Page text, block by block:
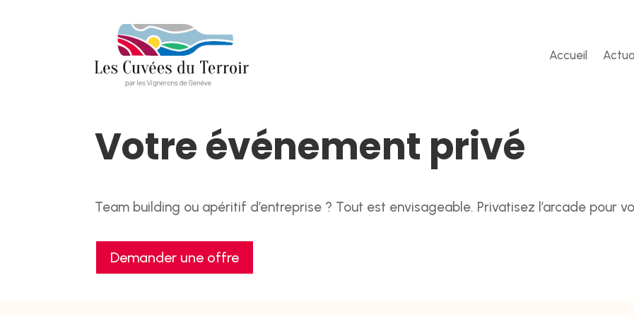
Accueil
Votre événement privé
Team building ou apéritif d’entreprise ? Tout est envisageable. Privatisez l’arcade pour
Demander une offre